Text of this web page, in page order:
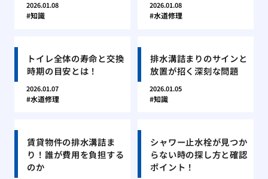
2026.01.08
知識
2026.01.08
水道修理
トイレ全体の寿命と交換
時期の目安とは！
2026.01.07
水道修理
排水溝詰まりのサインと
放置が招く深刻な問題
2026.01.05
知識
賃貸物件の排水溝詰ま
り！誰が費用を負担する
のか
シャワー止水栓が見つか
らない時の探し方と確認
ポイント！